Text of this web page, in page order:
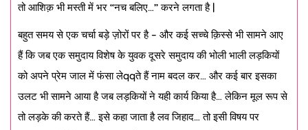
तो आशिक़ भी मस्ती में भर “नच बलिए…”करने लगता है|
बहुत समय से एक चर्चा बड़े ज़ोरों पर है– और कई सच्चे क़िस्से भी सामने आए
हैं कि जब एक समुदाय विशेष के युवक दूसरे समुदाय की भोली भाली लड़कियों
को अपने प्रेम जाल में फंसा लेqqते हैं नाम बदल कर… और कई बार इसका
उलट भी सामने आया है जब लड़कियों ने यही कार्य किया है…लेकिन मूल रूप से
तो लड़के की करते हैं…इसे कहा जाता है लव जिहाद…तो इसी विषय पर